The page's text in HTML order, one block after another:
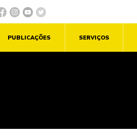
PUBLICAÇÕES SERVIÇOS